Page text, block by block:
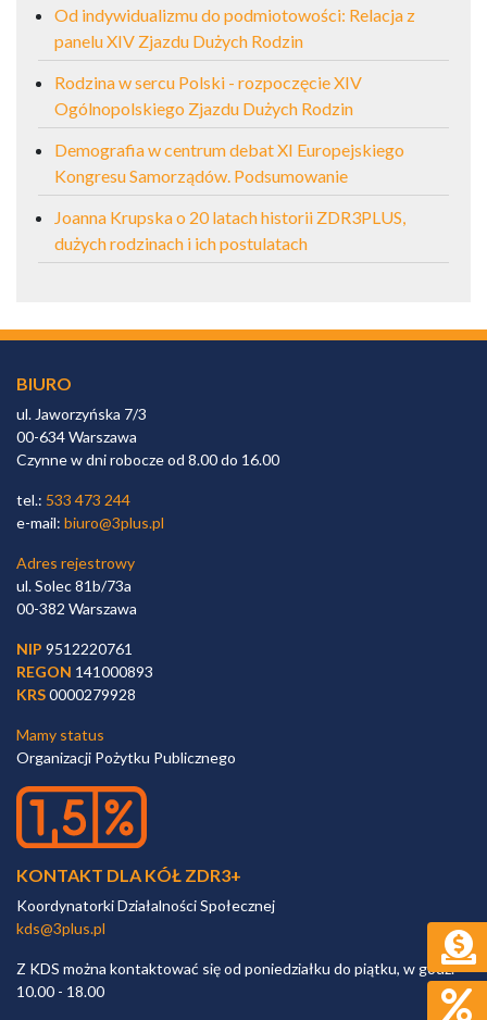
Od indywidualizmu do podmiotowości: Relacja z
panelu XIV Zjazdu Dużych Rodzin
Rodzina w sercu Polski - rozpoczęcie XIV
Ogólnopolskiego Zjazdu Dużych Rodzin
Demografia w centrum debat XI Europejskiego
Kongresu Samorządów. Podsumowanie
Joanna Krupska o 20 latach historii ZDR3PLUS,
dużych rodzinach i ich postulatach
BIURO
ul. Jaworzyńska 7/3
00-634 Warszawa
Czynne w dni robocze od 8.00 do 16.00
tel.: 533 473 244
e-mail: biuro@3plus.pl
Adres rejestrowy
ul. Solec 81b/73a
00-382 Warszawa
NIP 9512220761
REGON 141000893
KRS0000279928
Mamy status
Organizacji Pożytku Publicznego
KONTAKT DLA KÓŁ ZDR3+
Koordynatorki Działalności Społecznej
kds@3plus.pl
Z KDS można kontaktować się od poniedziałku do piątku, w godz.
10.00 - 18.00